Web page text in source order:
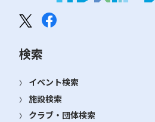
検索
イベント検索
施設検索
クラブ・団体検索